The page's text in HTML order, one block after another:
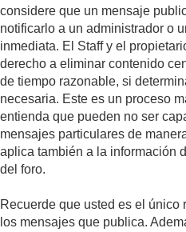
considere que un mensaje
notificarlo a un administrador o
inmediata. El Staff y el
derecho a eliminar contenido
de tiempo razonable, si
necesaria. Este es un proceso
entienda que pueden no ser
mensajes particulares de
aplica también a la información
del foro.
Recuerde que usted es el
los mensajes que publica.